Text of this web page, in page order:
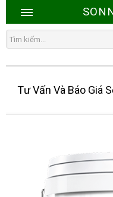
Tư Vấn Và Báo Giá